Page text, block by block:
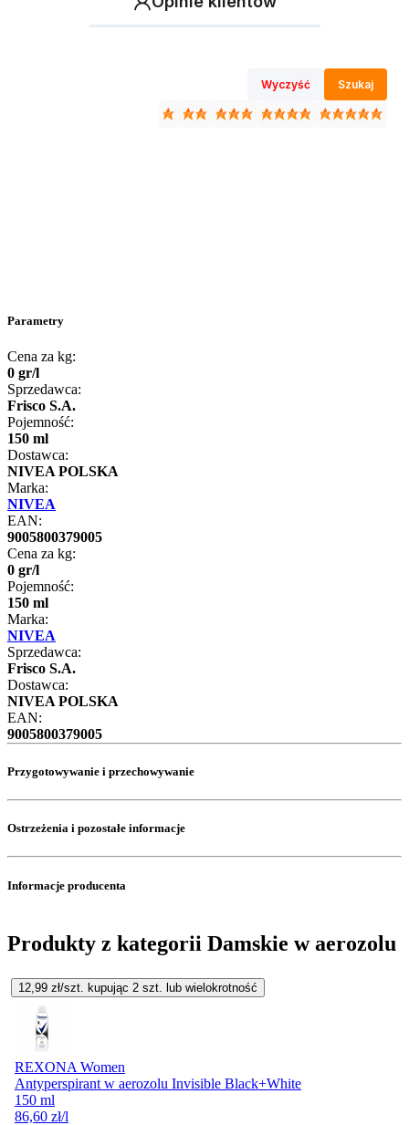
Wyczyść Szukaj
Parametry
Cena za kg:
0 gr/l
Sprzedawca:
Frisco S.A.
Pojemność:
150 ml
Dostawca:
NIVEA POLSKA
Marka:
NIVEA
EAN:
9005800379005
Cena za kg:
0 gr/l
Pojemność:
150 ml
Marka:
NIVEA
Sprzedawca:
Frisco S.A.
Dostawca:
NIVEA POLSKA
EAN:
9005800379005
Przygotowywanie i przechowywanie
Ostrzeżenia i pozostałe informacje
Informacje producenta
Produkty z kategorii Damskie w aerozolu
12,99 zł/szt. kupując 2 szt. lub wielokrotność
REXONA Women
Antyperspirant w aerozolu Invisible Black+White
150 ml
86,60 zł/l